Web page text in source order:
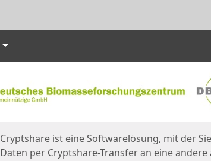
Sprachen
Cryptshare ist eine Softwarelösung, mit der Sie
Daten per Cryptshare-Transfer an eine